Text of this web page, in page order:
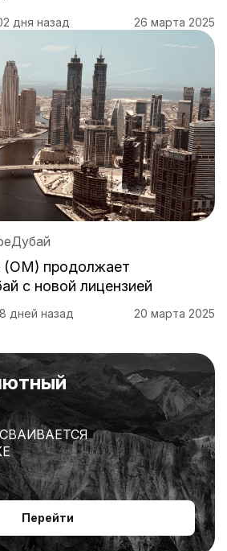
дня назад 26 марта 2025
Дубай
продолжает
с новой лицензией
дней назад 20 марта 2025
Перейти